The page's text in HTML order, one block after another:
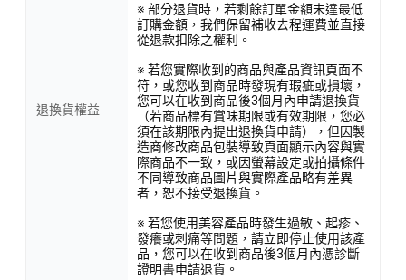
退換貨權益
※ 部分退貨時，若剩餘訂單金額未達最低
訂購金額，我們保留補收去程運費並直接
從退款扣除之權利。
※ 若您實際收到的商品與產品資訊頁面不
符，或您收到商品時發現有瑕疵或損壞，
您可以在收到商品後3個月內申請退換貨
（若商品標有賞味期限或有效期限，您必
須在該期限內提出退換貨申請），但因製
造商修改商品包裝導致頁面顯示內容與實
際商品不一致，或因螢幕設定或拍攝條件
不同導致商品圖片與實際產品略有差異
者，恕不接受退換貨。
※ 若您使用美容產品時發生過敏、起疹、
發癢或刺痛等問題，請立即停止使用該產
品，您可以在收到商品後3個月內憑診斷
證明書申請退貨。